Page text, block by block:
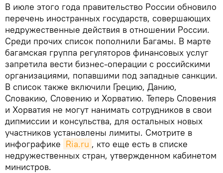
В июле этого года правительство России обновило
перечень иностранных государств, совершающих
недружественные действия в отношении России.
Среди прочих список пополнили Багамы. В марте
багамская группа регуляторов финансовых услуг
запретила вести бизнес-операции с российскими
организациями, попавшими под западные санкции.
В список также включили Грецию, Данию,
Словакию, Словению и Хорватию. Теперь Словения
и Хорватия не могут нанимать сотрудников в свои
дипмиссии и консульства, для остальных новых
участников установлены лимиты. Смотрите в
инфографике Ria.ru , кто еще есть в списке
недружественных стран, утвержденном кабинетом
министров.